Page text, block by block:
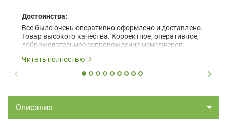
Достоинства:
Все было очень оперативно оформлено и доставлено.
Товар высокого качества. Корректное, оперативное,
доброжелательное сопровождение менеджеров.
Читать полностью
Описание